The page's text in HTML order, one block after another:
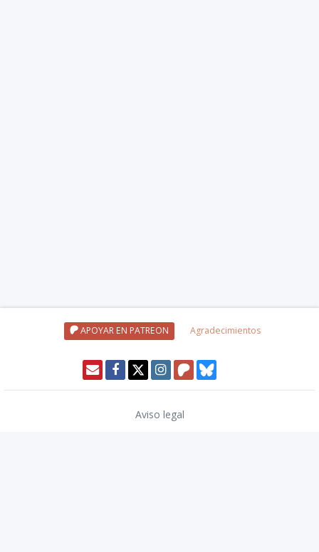
APOYAR EN PATREON Agradecimientos
Aviso legal